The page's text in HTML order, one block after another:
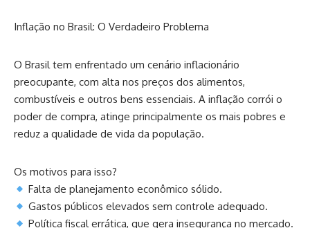
Inflação no Brasil: O Verdadeiro Problema
O Brasil tem enfrentado um cenário inflacionário
preocupante, com alta nos preços dos alimentos,
combustíveis e outros bens essenciais. A inflação corrói o
poder de compra, atinge principalmente os mais pobres e
reduz a qualidade de vida da população.
Os motivos para isso?
Falta de planejamento econômico sólido.
Gastos públicos elevados sem controle adequado.
Política fiscal errática, que gera insegurança no mercado.